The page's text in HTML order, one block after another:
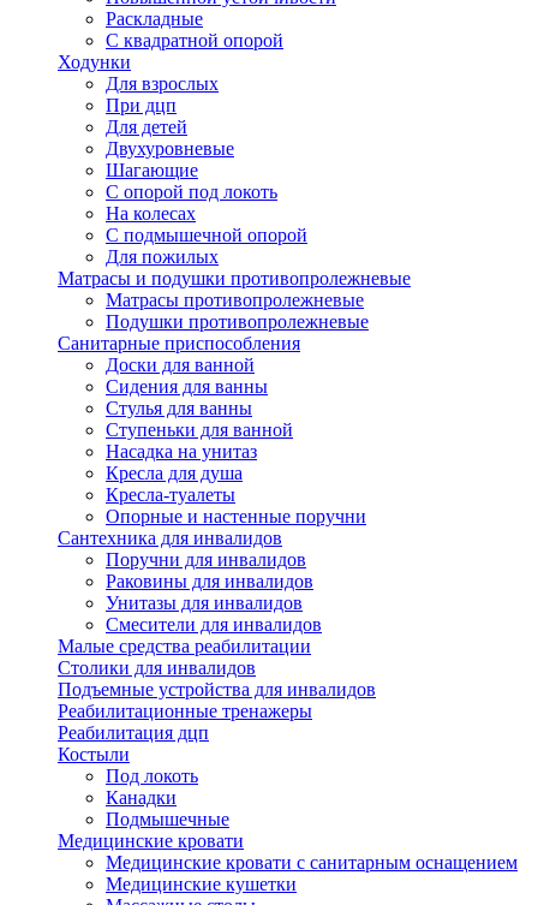
Раскладные
С квадратной опорой
Ходунки
Для взрослых
При дцп
Для детей
Двухуровневые
Шагающие
С опорой под локоть
На колесах
С подмышечной опорой
Для пожилых
Матрасы и подушки противопролежневые
Матрасы противопролежневые
Подушки противопролежневые
Санитарные приспособления
Доски для ванной
Сидения для ванны
Стулья для ванны
Ступеньки для ванной
Насадка на унитаз
Кресла для душа
Кресла-туалеты
Опорные и настенные поручни
Сантехника для инвалидов
Поручни для инвалидов
Раковины для инвалидов
Унитазы для инвалидов
Смесители для инвалидов
Малые средства реабилитации
Столики для инвалидов
Подъемные устройства для инвалидов
Реабилитационные тренажеры
Реабилитация дцп
Костыли
Под локоть
Канадки
Подмышечные
Медицинские кровати
Медицинские кровати с санитарным оснащением
Медицинские кушетки